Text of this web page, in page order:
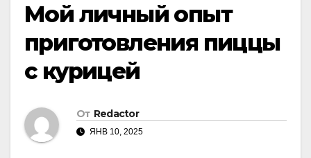
Мой личный опыт
приготовления пиццы
с курицей
От Redactor
ЯНВ 10, 2025